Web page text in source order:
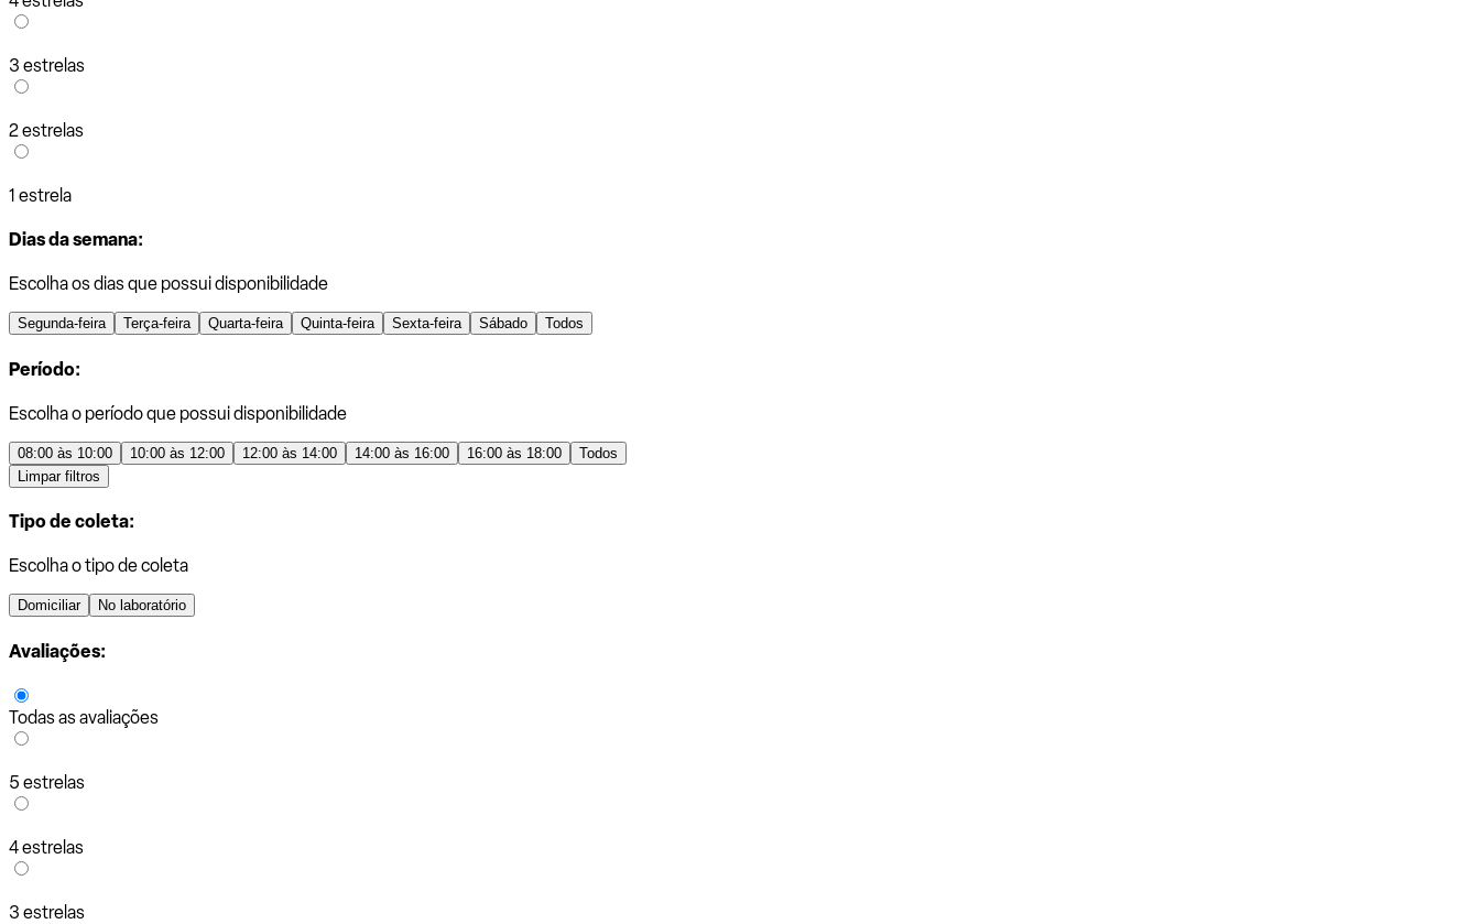
3 estrelas
2 estrelas
1 estrela
Dias da semana:
Escolha os dias que possui disponibilidade
Segunda-feira Terça-feira Quarta-feira Quinta-feira Sexta-feira Sábado Todos
Período:
Escolha o período que possui disponibilidade
08:00 às 10:00 10:00 às 12:00 12:00 às 14:00 14:00 às 16:00 16:00 às 18:00
Todos
Limpar filtros
Tipo de coleta:
Escolha o tipo de coleta
Domiciliar No laboratório
Avaliações:
Todas as avaliações
5 estrelas
4 estrelas
3 estrelas